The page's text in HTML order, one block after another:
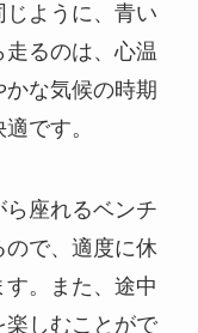
ように、青い
るのは、心温
な気候の時期
です。
座れるベンチ
で、適度に休
。また、途中
楽しむことがで